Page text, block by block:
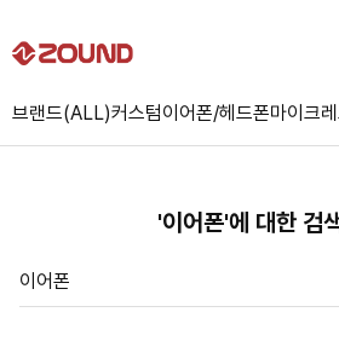
브랜드(ALL)커스텀이어폰/헤드폰마이크
'이어폰'에 대한 검